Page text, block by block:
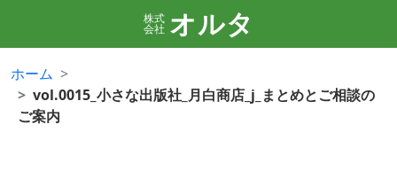
株式
会社 オルタ
ホーム
vol.0015_小さな出版社_月白商店_j_まとめとご相談の
ご案内